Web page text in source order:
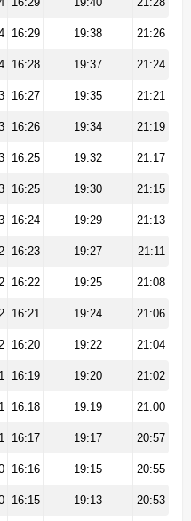
16:29 19:38 21:26
16:28 19:37 21:24
16:27 19:35 21:21
16:26 19:34 21:19
16:25 19:32 21:17
16:25 19:30 21:15
16:24 19:29 21:13
16:23 19:27 21:11
16:22 19:25 21:08
16:21 19:24 21:06
16:20 19:22 21:04
16:19 19:20 21:02
16:18 19:19 21:00
16:17 19:17 20:57
16:16 19:15 20:55
16:15 19:13 20:53